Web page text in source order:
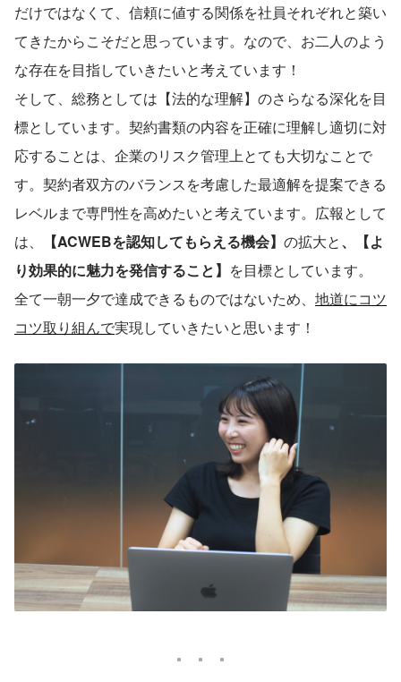
だけではなくて、信頼に値する関係を社員それぞれと築い
てきたからこそだと思っています。なので、お二人のよう
な存在を目指していきたいと考えています！
そして、総務としては【法的な理解】のさらなる深化を目
標としています。契約書類の内容を正確に理解し適切に対
応することは、企業のリスク管理上とても大切なことで
す。契約者双方のバランスを考慮した最適解を提案できる
レベルまで専門性を高めたいと考えています。広報として
は、
【ACWEBを認知してもらえる機会】 の拡大と、【よ
り効果的に魅力を発信すること】 を目標としています。
全て一朝一夕で達成できるものではないため、 地道にコツ
コツ取り組んで実現していきたいと思います！